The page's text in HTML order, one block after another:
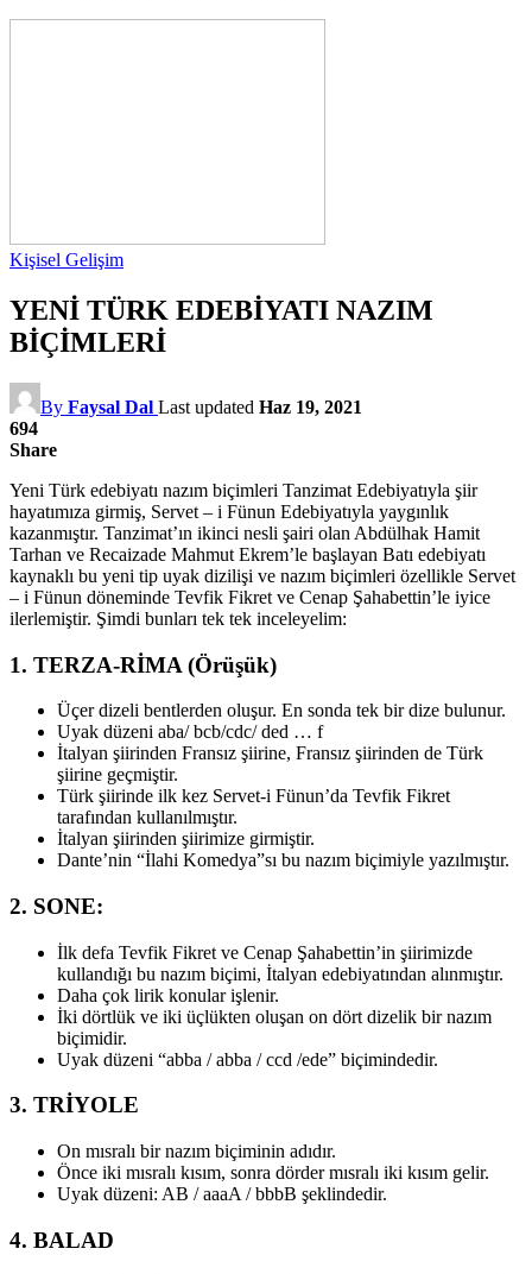
Kişisel Gelişim
YENİ TÜRK EDEBİYATI NAZIM
BİÇİMLERİ
By Faysal Dal Last updated Haz 19, 2021
694
Share
Yeni Türk edebiyatı nazım biçimleri Tanzimat Edebiyatıyla şiir
hayatımıza girmiş, Servet – i Fünun Edebiyatıyla yaygınlık
kazanmıştır. Tanzimat’ın ikinci nesli şairi olan Abdülhak Hamit
Tarhan ve Recaizade Mahmut Ekrem’le başlayan Batı edebiyatı
kaynaklı bu yeni tip uyak dizilişi ve nazım biçimleri özellikle Servet
– i Fünun döneminde Tevfik Fikret ve Cenap Şahabettin’le iyice
ilerlemiştir. Şimdi bunları tek tek inceleyelim:
1. TERZA-RİMA (Örüşük)
Üçer dizeli bentlerden oluşur. En sonda tek bir dize bulunur.
Uyak düzeni aba/ bcb/cdc/ ded … f
İtalyan şiirinden Fransız şiirine, Fransız şiirinden de Türk
şiirine geçmiştir.
Türk şiirinde ilk kez Servet-i Fünun’da Tevfik Fikret
tarafından kullanılmıştır.
İtalyan şiirinden şiirimize girmiştir.
Dante’nin “İlahi Komedya”sı bu nazım biçimiyle yazılmıştır.
2. SONE:
İlk defa Tevfik Fikret ve Cenap Şahabettin’in şiirimizde
kullandığı bu nazım biçimi, İtalyan edebiyatından alınmıştır.
Daha çok lirik konular işlenir.
İki dörtlük ve iki üçlükten oluşan on dört dizelik bir nazım
biçimidir.
Uyak düzeni “abba / abba / ccd /ede” biçimindedir.
3. TRİYOLE
On mısralı bir nazım biçiminin adıdır.
Önce iki mısralı kısım, sonra dörder mısralı iki kısım gelir.
Uyak düzeni: AB / aaaA / bbbB şeklindedir.
4. BALAD